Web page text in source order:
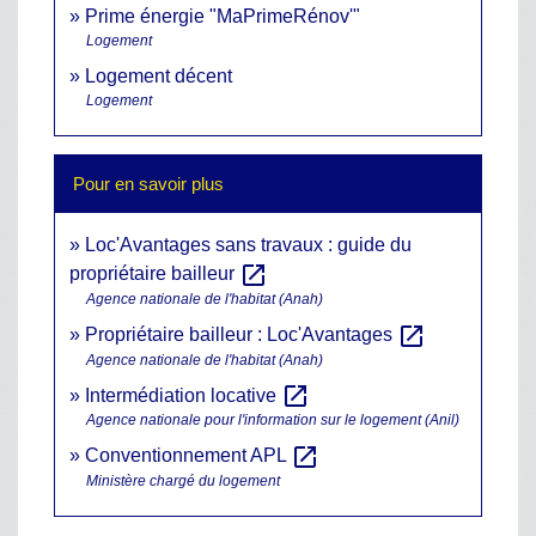
Prime énergie "MaPrimeRénov'"
Logement
Logement décent
Logement
Pour en savoir plus
Loc'Avantages sans travaux : guide du
propriétaire bailleur open_in_new
Agence nationale de l'habitat (Anah)
Propriétaire bailleur : Loc'Avantages open_in_new
Agence nationale de l'habitat (Anah)
Intermédiation locative open_in_new
Agence nationale pour l'information sur le logement (Anil)
Conventionnement APL open_in_new
Ministère chargé du logement